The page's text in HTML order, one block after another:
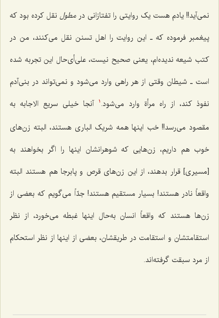
نمی‌آید!! یادم هست یک روایتى را تفتازانى در مطول نقل کرده بود که
پیغمبر فرموده که ـ این روایت را اهل تسنن نقل مى‌کنند، من در
کتب شیعه ندیده‌ام، یعنی صحیح نیست، على‌أى‌حال این تجربه شده
است ـ شیطان وقتى از هر راهى وارد مى‌شود و نمى‌تواند در بنى‌آدم
نفوذ کند، از راه مرأة وارد مى‌شود. 1
آنجا خیلى سریع الاجابه به
مقصود مى‌رسد!! خب اینها همه شریک البارى هستند، البته زن‌هاى
خوب هم داریم، زن‌هایى که شوهرانشان اینها را اگر بخواهند به
[مسیرى] قرار بدهند، از این زن‌هاى قرص و پابرجا هم هستند البته
واقعاً نادر هستند! بسیار مستقیم هستند! جدّاً می‌گویم که بعضى از
زن‌ها هستند که واقعاً انسان به‌حال اینها غبطه مى‌خورد، از نظر
استقامتشان و استقامت در طریقشان، بعضى از اینها از نظر استحکام
از مرد سبقت گرفته‌اند.